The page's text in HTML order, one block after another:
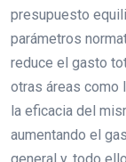
presupuesto
parámetros
reduce el gasto
otras áreas como
la eficacia del
aumentando el